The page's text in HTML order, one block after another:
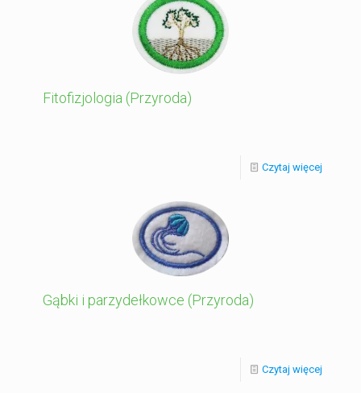
Fitofizjologia (Przyroda)
Czytaj więcej
Gąbki i parzydełkowce (Przyroda)
Czytaj więcej